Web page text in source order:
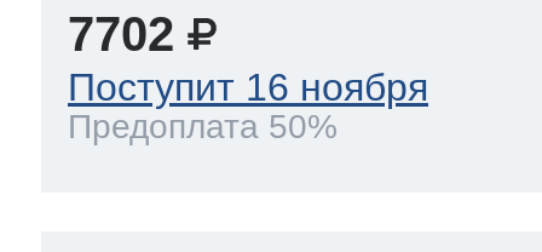
7702
Поступит 16 ноября
Предоплата 50%